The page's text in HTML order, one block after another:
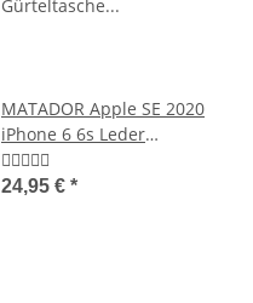
MATADOR Apple SE 2020
iPhone 6 6s Leder
Gürteltasche Quer Schwarz
24,95 € *